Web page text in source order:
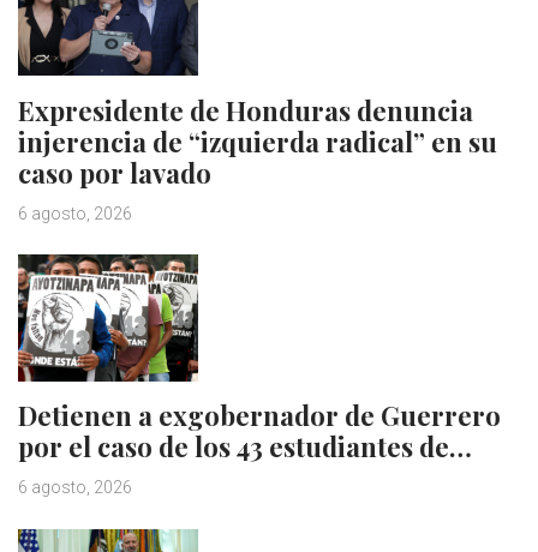
Expresidente de Honduras denuncia
injerencia de “izquierda radical” en su
caso por lavado
6 agosto, 2026
Detienen a exgobernador de Guerrero
por el caso de los 43 estudiantes de…
6 agosto, 2026